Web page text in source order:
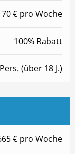
70 € pro Woche
100% Rabatt
(über 18 J.)
€ pro Woche